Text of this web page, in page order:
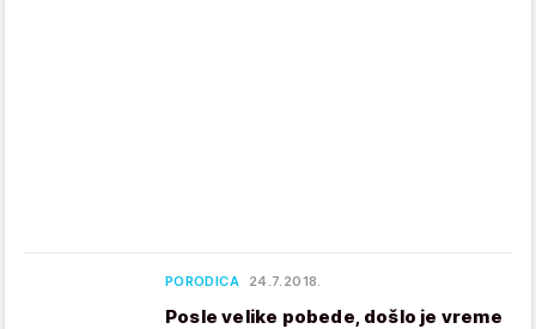
PORODICA 24.7.2018.
Posle velike pobede, došlo je vreme